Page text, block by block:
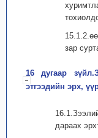
зар
16 дугаар
этгээдийн эрх,
дараах